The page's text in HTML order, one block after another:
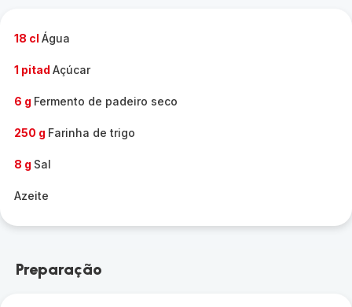
18 cl Água
1 pitad Açúcar
6 g Fermento de padeiro seco
250 g Farinha de trigo
8 g Sal
Azeite
Preparação